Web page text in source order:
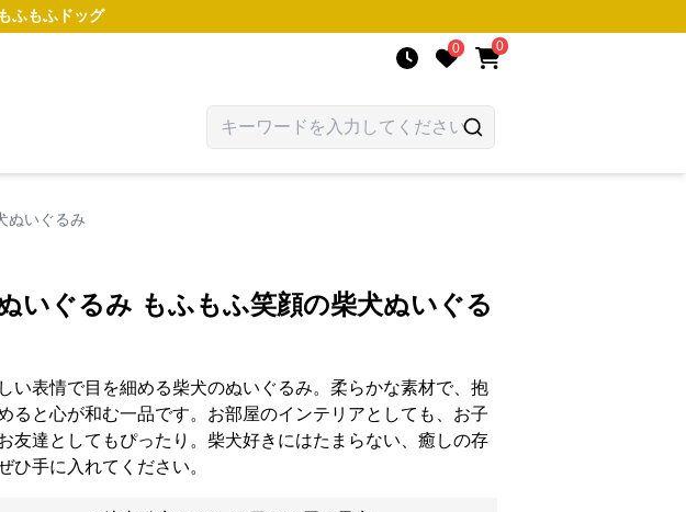
もふもふドッグ
0 0
ぬいぐるみ
いぐるみ もふもふ笑顔の柴犬ぬいぐる
い表情で目を細める柴犬のぬいぐるみ。柔らかな素材で、抱
ると心が和む一品です。お部屋のインテリアとしても、お子
友達としてもぴったり。柴犬好きにはたまらない、癒しの存
ひ手に入れてください。